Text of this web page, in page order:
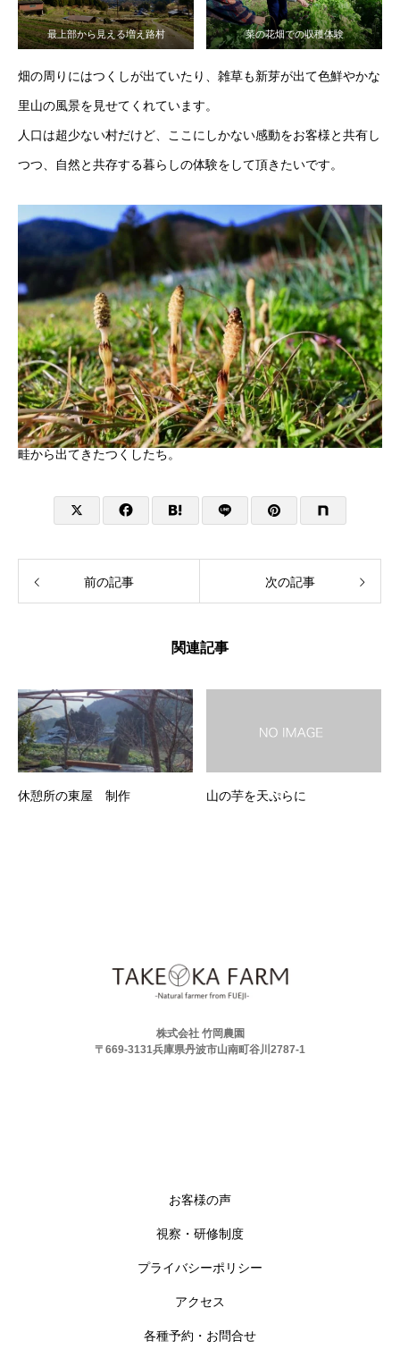
最上部から見える増え路村 菜の花畑での収穫体験
畑の周りにはつくしが出ていたり、雑草も新芽が出て色鮮やかな
里山の風景を見せてくれています。
人口は超少ない村だけど、ここにしかない感動をお客様と共有し
つつ、自然と共存する暮らしの体験をして頂きたいです。
畦から出てきたつくしたち。
前の記事 次の記事
関連記事
休憩所の東屋 制作 山の芋を天ぷらに
株式会社 竹岡農園
〒669-3131兵庫県丹波市山南町谷川2787-1
お客様の声
視察・研修制度
プライバシーポリシー
アクセス
各種予約・お問合せ